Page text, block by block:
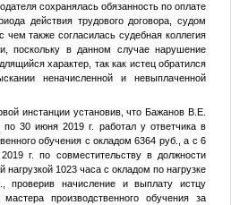
сохранялась обязанность по оплате
действия трудового договора, судом
также согласилась судебная коллегия
поскольку в данном случае нарушение
характер, так как истец обратился
неначисленной и невыплаченной
инстанции установив, что Бажанов В.Е.
30 июня 2019 г. работал у ответчика в
обучения с окладом 6364 руб., а с 6
г. по совместительству в должности
нагрузкой 1023 часа с окладом по нагрузке
начисление и выплату истцу
производственного обучения за